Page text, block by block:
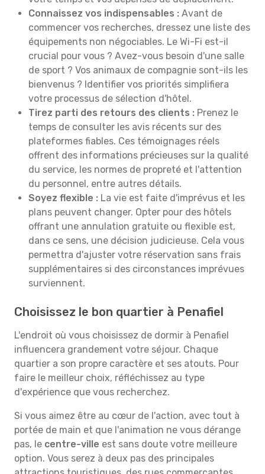
Connaissez vos indispensables : Avant de
commencer vos recherches, dressez une liste des
équipements non négociables. Le Wi-Fi est-il
crucial pour vous ? Avez-vous besoin d'une salle
de sport ? Vos animaux de compagnie sont-ils les
bienvenus ? Identifier vos priorités simplifiera
votre processus de sélection d'hôtel.
Tirez parti des retours des clients : Prenez le
temps de consulter les avis récents sur des
plateformes fiables. Ces témoignages réels
offrent des informations précieuses sur la qualité
du service, les normes de propreté et l'attention
du personnel, entre autres détails.
Soyez flexible : La vie est faite d'imprévus et les
plans peuvent changer. Opter pour des hôtels
offrant une annulation gratuite ou flexible est,
dans ce sens, une décision judicieuse. Cela vous
permettra d'ajuster votre réservation sans frais
supplémentaires si des circonstances imprévues
surviennent.
Choisissez le bon quartier à Penafiel
L'endroit où vous choisissez de dormir à Penafiel
influencera grandement votre séjour. Chaque
quartier a son propre caractère et ses atouts. Pour
faire le meilleur choix, réfléchissez au type
d'expérience que vous recherchez.
Si vous aimez être au cœur de l'action, avec tout à
portée de main et que l'animation ne vous dérange
pas, le centre-ville est sans doute votre meilleure
option. Vous serez à deux pas des principales